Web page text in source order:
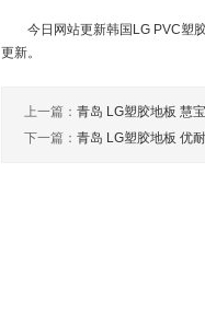
今日网站更新韩国LG PVC塑胶
更新。
上一篇： 青岛 LG塑胶地板 慧
下一篇： 青岛 LG塑胶地板 优